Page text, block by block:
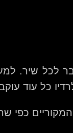
לכל שיר.
כל עוד
כפי